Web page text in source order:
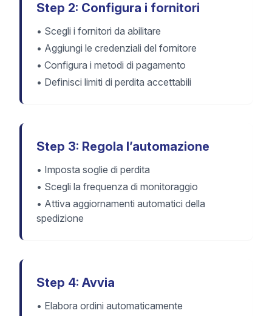
Step 2: Configura i fornitori
• Scegli i fornitori da abilitare
• Aggiungi le credenziali del fornitore
• Configura i metodi di pagamento
• Definisci limiti di perdita accettabili
Step 3: Regola l’automazione
• Imposta soglie di perdita
• Scegli la frequenza di monitoraggio
• Attiva aggiornamenti automatici della
spedizione
Step 4: Avvia
• Elabora ordini automaticamente